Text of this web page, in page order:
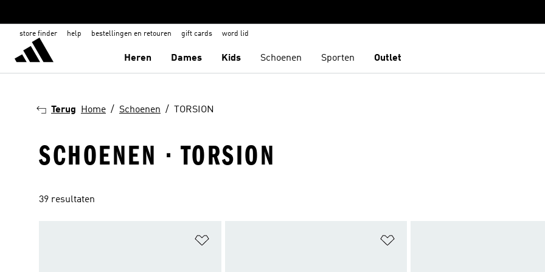
store finder help bestellingen en retouren gift cards word lid
Heren Dames Kids Schoenen Sporten Outlet
Terug Home Schoenen TORSION
SCHOENEN · TORSION
39 resultaten